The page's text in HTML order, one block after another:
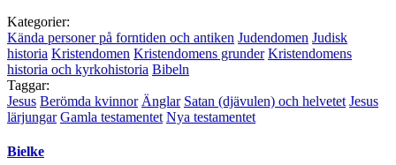
Kategorier:
Kända personer på forntiden och antiken Judendomen Judisk
historia Kristendomen Kristendomens grunder Kristendomens
historia och kyrkohistoria Bibeln
Taggar:
Jesus Berömda kvinnor Änglar Satan (djävulen) och helvetet Jesus
lärjungar Gamla testamentet Nya testamentet
Bielke